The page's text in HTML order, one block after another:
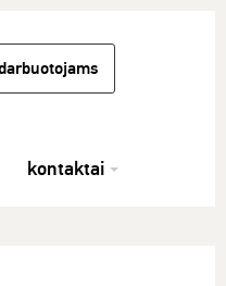
kontaktai